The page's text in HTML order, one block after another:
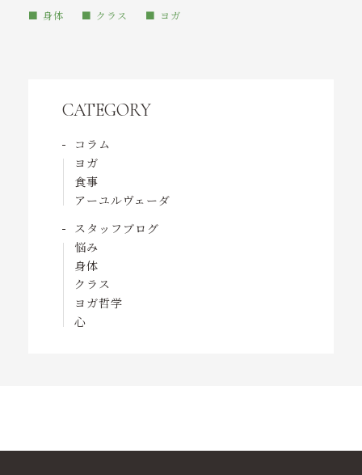
身体 クラス ヨガ
CATEGORY
コラム
ヨガ
食事
アーユルヴェーダ
スタッフブログ
悩み
身体
クラス
ヨガ哲学
心